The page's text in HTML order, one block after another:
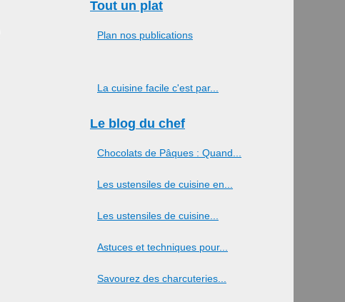
Tout un plat
Plan nos publications
La cuisine facile c'est par...
Le blog du chef
Chocolats de Pâques : Quand...
Les ustensiles de cuisine en...
Les ustensiles de cuisine...
Astuces et techniques pour...
Savourez des charcuteries...